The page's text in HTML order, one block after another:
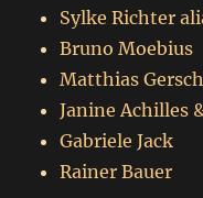
Sylke Richter
Bruno Moebius
Matthias
Janine Achilles
Gabriele Jack
Rainer Bauer